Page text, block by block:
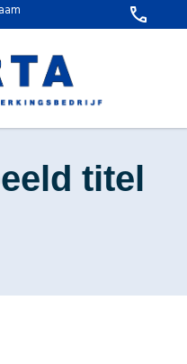
call
titel